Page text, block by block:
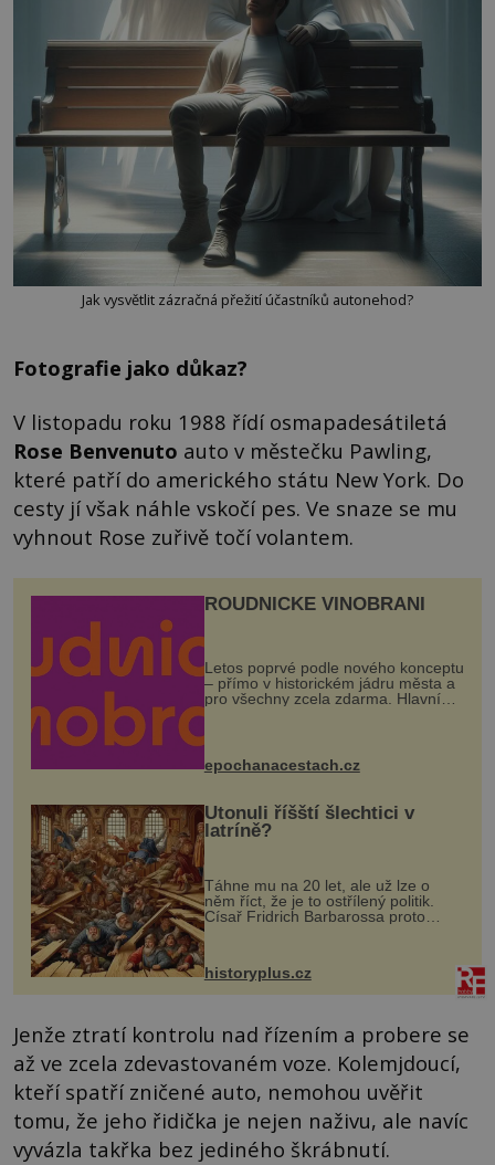
Jak vysvětlit zázračná přežití účastníků autonehod?
Fotografie jako důkaz?
V listopadu roku 1988 řídí osmapadesátiletá
Rose Benvenuto auto v městečku Pawling,
které patří do amerického státu New York. Do
cesty jí však náhle vskočí pes. Ve snaze se mu
vyhnout Rose zuřivě točí volantem.
ROUDNICKÉ VINOBRANÍ
Letos poprvé podle nového konceptu
– přímo v historickém jádru města a
pro všechny zcela zdarma. Hlavní
program se odehraje na Karlově a
mohou těšit na víno, burčák, pes...
epochanacestach.cz
Utonuli říšští šlechtici v
latríně?
Táhne mu na 20 let, ale už lze o
něm říct, že je to ostřílený politik.
Císař Fridrich Barbarossa proto
posílá svého syna a dědice Jindřicha
VI. do Erfurtu, aby se stal
prostředníkem při řešení sporu m...
historyplus.cz
Jenže ztratí kontrolu nad řízením a probere se
až ve zcela zdevastovaném voze. Kolemjdoucí,
kteří spatří zničené auto, nemohou uvěřit
tomu, že jeho řidička je nejen naživu, ale navíc
vyvázla takřka bez jediného škrábnutí.